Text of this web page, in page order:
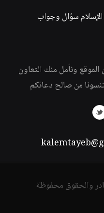
الإسلام سؤال وجواب
الموقع ونأمل منك التعاون
من صالح دعائكم
والحقوق محفوظة